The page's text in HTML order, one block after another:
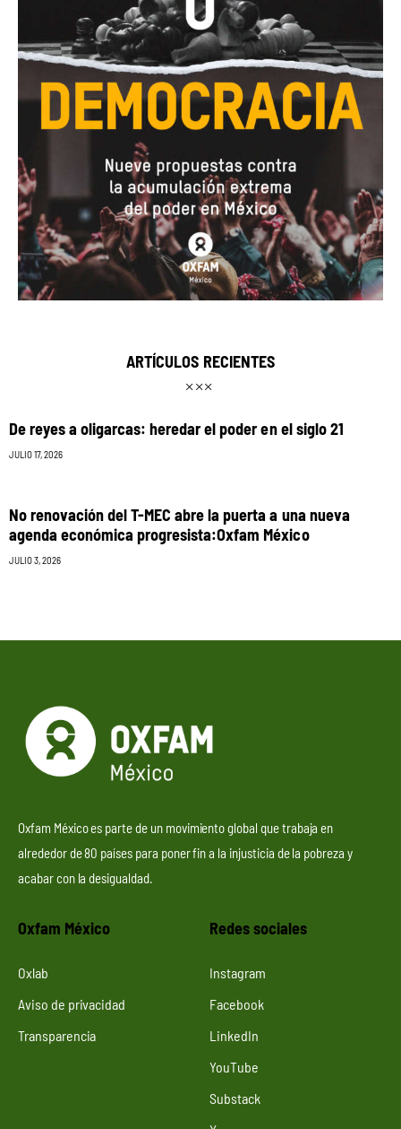
ARTÍCULOS RECIENTES
De reyes a oligarcas: heredar el poder en el siglo 21
JULIO 17, 2026
No renovación del T-MEC abre la puerta a una nueva
agenda económica progresista:Oxfam México
JULIO 3, 2026
Oxfam México es parte de un movimiento global que trabaja en
alrededor de 80 países para poner fin a la injusticia de la pobreza y
acabar con la desigualdad.
Oxfam México
Oxlab
Aviso de privacidad
Transparencia
Redes sociales
Instagram
Facebook
LinkedIn
YouTube
Substack